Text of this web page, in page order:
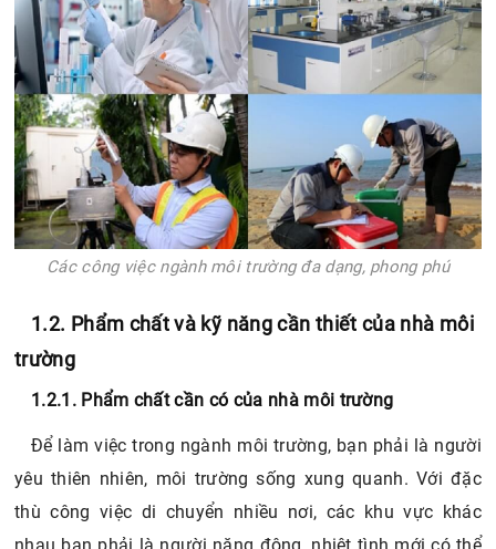
Các công việc ngành môi trường đa dạng, phong phú
1.2. Phẩm chất và kỹ năng cần thiết của nhà môi
trường
1.2.1. Phẩm chất cần có của nhà môi trường
Để làm việc trong ngành môi trường, bạn phải là người
yêu thiên nhiên, môi trường sống xung quanh. Với đặc
thù công việc di chuyển nhiều nơi, các khu vực khác